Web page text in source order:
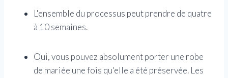
L'ensemble du processus peut prendre de quatre
à 10 semaines.
Oui, vous pouvez absolument porter une robe
de mariée une fois qu'elle a été préservée. Les